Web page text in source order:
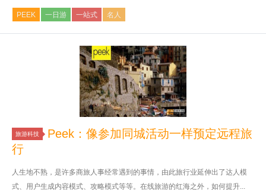
PEEK 一日游 一站式 名人
旅游科技
Peek：像参加同城活动一样预定远程旅
行
人生地不熟，是许多商旅人事经常遇到的事情，由此旅行业延伸出了达人模
式、用户生成内容模式、攻略模式等等。在线旅游的红海之外，如何提升...